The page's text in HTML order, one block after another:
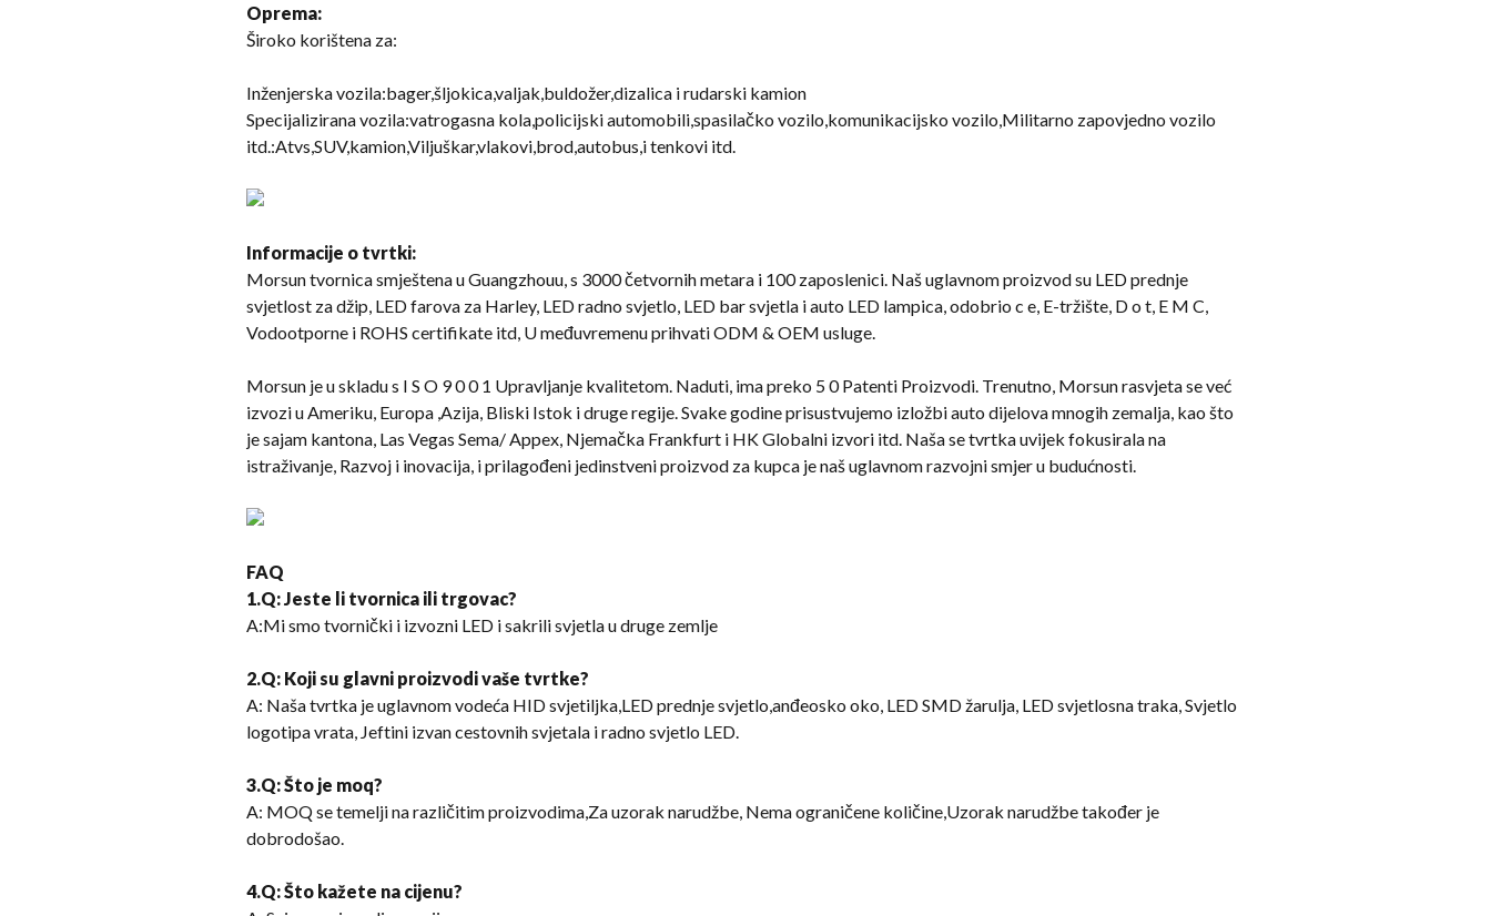
Oprema:
Široko korištena za:
Inženjerska vozila:bager,šljokica,valjak,buldožer,dizalica i rudarski kamion
Specijalizirana vozila:vatrogasna kola,policijski automobili,spasilačko vozilo,komunikacijsko vozilo,Militarno zapovjedno vozilo
itd.:Atvs,SUV,kamion,Viljuškar,vlakovi,brod,autobus,i tenkovi itd.
Informacije o tvrtki:
Morsun tvornica smještena u Guangzhouu, s 3000 četvornih metara i 100 zaposlenici. Naš uglavnom proizvod su LED prednje
svjetlost za džip, LED farova za Harley, LED radno svjetlo, LED bar svjetla i auto LED lampica, odobrio c e, E-tržište, D o t, E M C,
Vodootporne i ROHS certifikate itd, U međuvremenu prihvati ODM & OEM usluge.
Morsun je u skladu s I S O 9 0 0 1 Upravljanje kvalitetom. Naduti, ima preko 5 0 Patenti Proizvodi. Trenutno, Morsun rasvjeta se već
izvozi u Ameriku, Europa ,Azija, Bliski Istok i druge regije. Svake godine prisustvujemo izložbi auto dijelova mnogih zemalja, kao što
je sajam kantona, Las Vegas Sema/ Appex, Njemačka Frankfurt i HK Globalni izvori itd. Naša se tvrtka uvijek fokusirala na
istraživanje, Razvoj i inovacija, i prilagođeni jedinstveni proizvod za kupca je naš uglavnom razvojni smjer u budućnosti.
FAQ
1.Q: Jeste li tvornica ili trgovac?
A:Mi smo tvornički i izvozni LED i sakrili svjetla u druge zemlje
2.Q: Koji su glavni proizvodi vaše tvrtke?
A: Naša tvrtka je uglavnom vodeća HID svjetiljka,LED prednje svjetlo,anđeosko oko, LED SMD žarulja, LED svjetlosna traka, Svjetlo
logotipa vrata, Jeftini izvan cestovnih svjetala i radno svjetlo LED.
3.Q: Što je moq?
A: MOQ se temelji na različitim proizvodima,Za uzorak narudžbe, Nema ograničene količine,Uzorak narudžbe također je
dobrodošao.
4.Q: Što kažete na cijenu?